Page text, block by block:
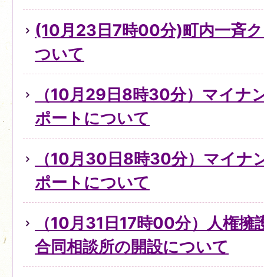
(10月23日7時00分)町内一斉
ついて
（10月29日8時30分）マイナ
ポートについて
（10月30日8時30分）マイナ
ポートについて
（10月31日17時00分）人権擁
合同相談所の開設について